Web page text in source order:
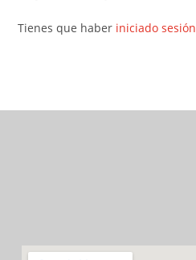
Tienes que haber iniciado sesión